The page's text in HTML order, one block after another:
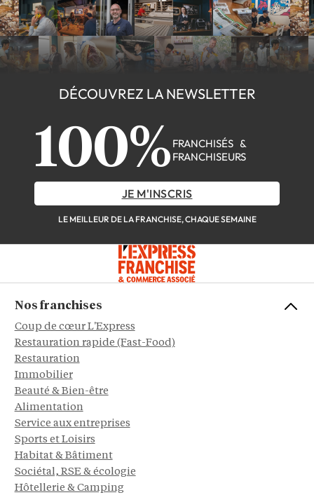
DÉCOUVREZ LA NEWSLETTER
100% FRANCHISÉS &
FRANCHISEURS
JE M'INSCRIS
LE MEILLEUR DE LA FRANCHISE, CHAQUE SEMAINE
Nos franchises
Coup de cœur L'Express
Restauration rapide (Fast-Food)
Restauration
Immobilier
Beauté & Bien-être
Alimentation
Service aux entreprises
Sports et Loisirs
Habitat & Bâtiment
Sociétal, RSE & écologie
Hôtellerie & Camping